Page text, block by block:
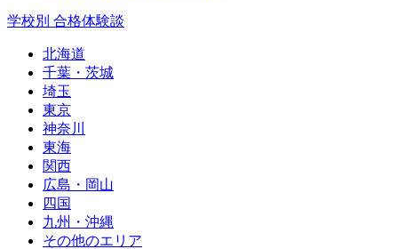
学校別 合格体験談
北海道
千葉・茨城
埼玉
東京
神奈川
東海
関西
広島・岡山
四国
九州・沖縄
その他のエリア